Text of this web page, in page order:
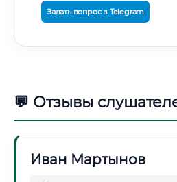
Задать вопрос в Telegram
💬 Отзывы
Иван Мартынов